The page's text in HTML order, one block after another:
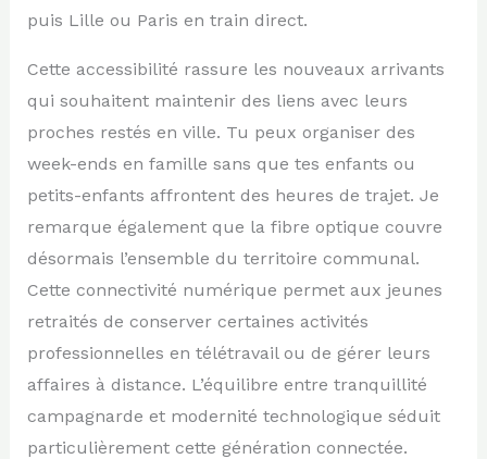
puis Lille ou Paris en train direct.
Cette accessibilité rassure les nouveaux arrivants
qui souhaitent maintenir des liens avec leurs
proches restés en ville. Tu peux organiser des
week-ends en famille sans que tes enfants ou
petits-enfants affrontent des heures de trajet. Je
remarque également que la fibre optique couvre
désormais l’ensemble du territoire communal.
Cette connectivité numérique permet aux jeunes
retraités de conserver certaines activités
professionnelles en télétravail ou de gérer leurs
affaires à distance. L’équilibre entre tranquillité
campagnarde et modernité technologique séduit
particulièrement cette génération connectée.